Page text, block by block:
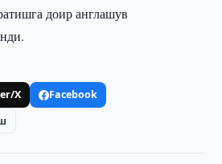
доир англашув
X
Facebook